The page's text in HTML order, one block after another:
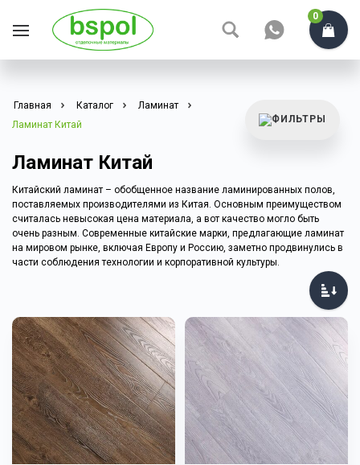
0
Главная Каталог
Ламинат
Ламинат Китай
Ламинат Китай
Китайский ламинат – обобщенное название ламинированных полов,
поставляемых производителями из Китая. Основным преимуществом
считалась невысокая цена материала, а вот качество могло быть
очень разным. Современные китайские марки, предлагающие ламинат
на мировом рынке, включая Европу и Россию, заметно продвинулись в
части соблюдения технологии и корпоративной культуры.